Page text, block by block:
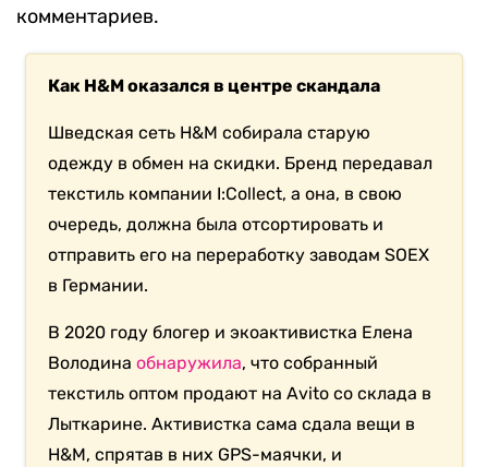
комментариев.
Как H&M оказался в центре скандала
Шведская сеть H&M собирала старую
одежду в обмен на скидки. Бренд передавал
текстиль компании I:Collect, а она, в свою
очередь, должна была отсортировать и
отправить его на переработку заводам SOEX
в Германии.
В 2020 году блогер и экоактивистка Елена
Володинаобнаружила, что собранный
текстиль оптом продают на Avito со склада в
Лыткарине. Активистка сама сдала вещи в
H&M, спрятав в них GPS-маячки, и